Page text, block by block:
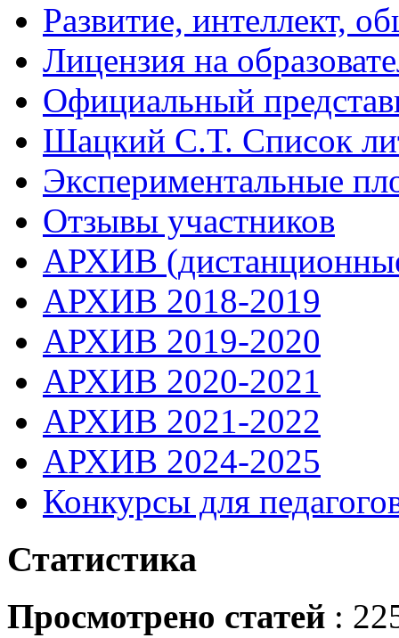
Развитие, интеллект,
Лицензия на
Официальный
Шацкий С.Т. Список
Экспериментальные
Отзывы участников
АРХИВ
АРХИВ 2018-2019
АРХИВ 2019-2020
АРХИВ 2020-2021
АРХИВ 2021-2022
АРХИВ 2024-2025
Конкурсы для
Статистика
Просмотрено статей :